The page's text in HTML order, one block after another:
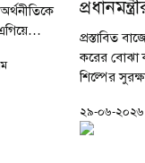
প্রস্তাবিত
করের বোঝা
শিল্পের
তারেক
টাকা সাদা
২৯-০৬-